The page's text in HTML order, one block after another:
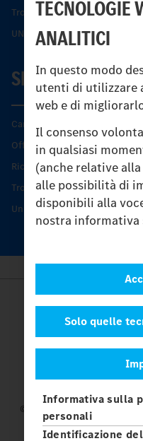
TECNOLOGIE
ANALITICI
In questo modo
utenti di utilizzare
web e di
Il consenso
in qualsiasi
(anche relative
alle possibilità di
disponibili alla
nostra informativa
Solo quelle
Informativa sulla
personali
Identificazione
Trovare un partner
UNI-TOUCH®
SERVIZIO
Caratteristiche di prodotto
Offerta di servizio Unimog
Ricambi originali
Trovare un partner
Unimog Service Days
© 2026 Daimler Truck AG.
Benz sono marchi